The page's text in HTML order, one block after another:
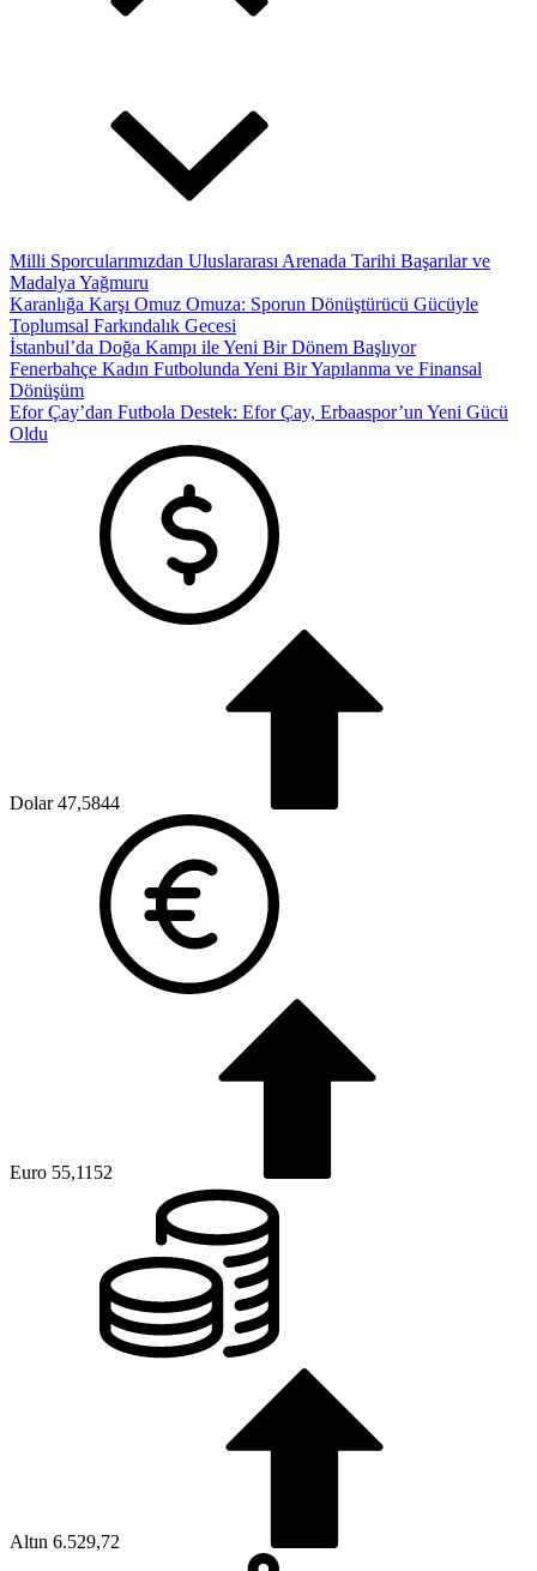
Milli Sporcularımızdan Uluslararası Arenada Tarihi Başarılar ve
Madalya Yağmuru
Karanlığa Karşı Omuz Omuza: Sporun Dönüştürücü Gücüyle
Toplumsal Farkındalık Gecesi
İstanbul’da Doğa Kampı ile Yeni Bir Dönem Başlıyor
Fenerbahçe Kadın Futbolunda Yeni Bir Yapılanma ve Finansal
Dönüşüm
Efor Çay’dan Futbola Destek: Efor Çay, Erbaaspor’un Yeni Gücü
Oldu
Dolar 47,5844
Euro 55,1152
Altın 6.529,72